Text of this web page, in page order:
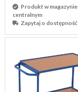
Produkt w magazynie
centralnym
Zapytaj o dostępność